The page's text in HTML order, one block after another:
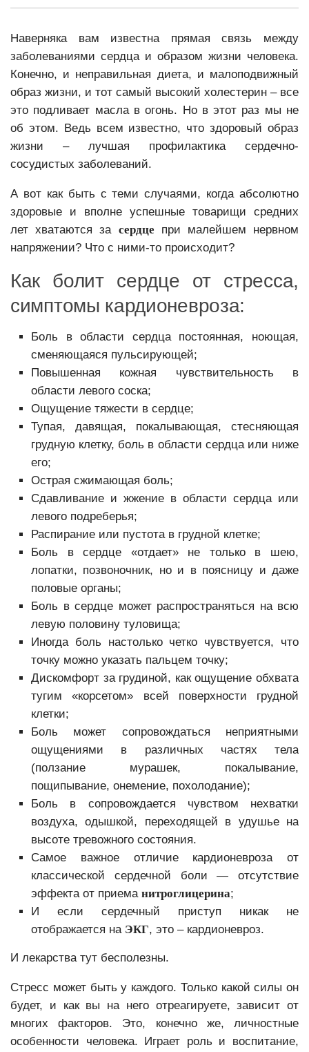
Наверняка вам известна прямая связь между
заболеваниями сердца и образом жизни человека.
Конечно, и неправильная диета, и малоподвижный
образ жизни, и тот самый высокий холестерин – все
это подливает масла в огонь. Но в этот раз мы не
об этом. Ведь всем известно, что здоровый образ
жизни – лучшая профилактика сердечно-
сосудистых заболеваний.
А вот как быть с теми случаями, когда абсолютно
здоровые и вполне успешные товарищи средних
лет хватаются за сердце при малейшем нервном
напряжении? Что с ними-то происходит?
Как болит сердце от стресса,
симптомы кардионевроза:
Боль в области сердца постоянная, ноющая,
сменяющаяся пульсирующей;
Повышенная кожная чувствительность в
области левого соска;
Ощущение тяжести в сердце;
Тупая, давящая, покалывающая, стесняющая
грудную клетку, боль в области сердца или ниже
его;
Острая сжимающая боль;
Сдавливание и жжение в области сердца или
левого подреберья;
Распирание или пустота в грудной клетке;
Боль в сердце «отдает» не только в шею,
лопатки, позвоночник, но и в поясницу и даже
половые органы;
Боль в сердце может распространяться на всю
левую половину туловища;
Иногда боль настолько четко чувствуется, что
точку можно указать пальцем точку;
Дискомфорт за грудиной, как ощущение обхвата
тугим «корсетом» всей поверхности грудной
клетки;
Боль может сопровождаться неприятными
ощущениями в различных частях тела
(ползание мурашек, покалывание,
пощипывание, онемение, похолодание);
Боль в сопровождается чувством нехватки
воздуха, одышкой, переходящей в удушье на
высоте тревожного состояния.
Самое важное отличие кардионевроза от
классической сердечной боли — отсутствие
эффекта от приема нитроглицерина;
И если сердечный приступ никак не
отображается на ЭКГ, это – кардионевроз.
И лекарства тут бесполезны.
Стресс может быть у каждого. Только какой силы он
будет, и как вы на него отреагируете, зависит от
многих факторов. Это, конечно же, личностные
особенности человека. Играет роль и воспитание,